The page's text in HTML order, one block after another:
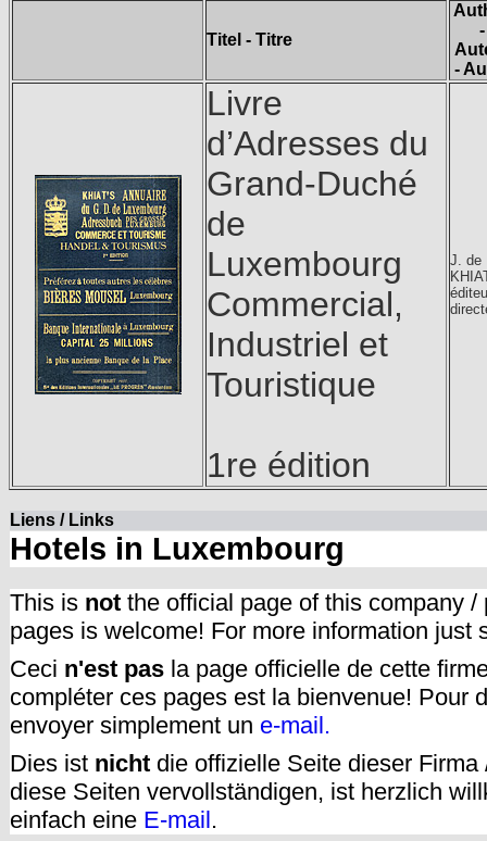
Titel - Titre
-
-
Livre
d’Adresses du
Grand-Duché
de
Luxembourg
Commercial,
Industriel et
Touristique
1re édition
J. de
Liens / Links
Hotels in Luxembourg
This is not the official page of this company
pages is welcome! For more information just
Ceci n'est pas la page officielle de cette
compléter ces pages est la bienvenue! Pour
envoyer simplement un e-mail.
Dies ist nicht die offizielle Seite dieser
diese Seiten vervollständigen, ist herzlich
einfach eine E-mail .